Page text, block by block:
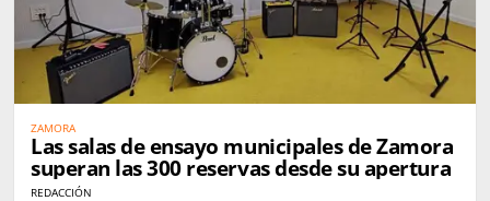
ZAMORA
Las salas de ensayo municipales de Zamora
superan las 300 reservas desde su apertura
REDACCIÓN